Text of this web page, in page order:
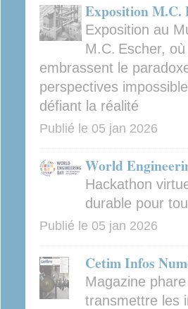
Exposition M.C.
Exposition au
M.C. Escher,
embrassent le
perspectives
défiant la réalité
Publié le 05 jan 2026
World
Hackathon
durable pour
Publié le 05 jan 2026
Cetim Infos
Magazine
transmettre les